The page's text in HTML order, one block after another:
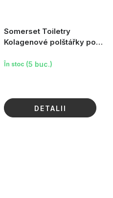
Somerset Toiletry
Kolagenové polštářky pod
Hyaluronová, 3 páry
În stoc (5 buc.)
DETALII